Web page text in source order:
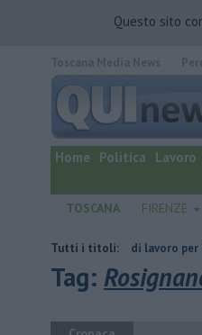
Questo sito
quotidiano online.
Home Politica Lavoro
TOSCANA FIRENZE
Tutti i titoli:
offerte di lavoro per la regione
Tag: